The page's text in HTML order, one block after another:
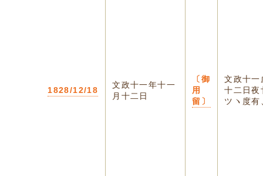
1828/12/18
文政十一年十一
月十二日
〔御
用
留〕
文政十一
十二日夜
ツヽ度